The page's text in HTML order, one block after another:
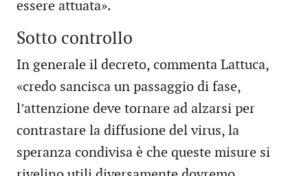
essere attuata».
Sotto controllo
In generale il decreto, commenta Lattuca,
«credo sancisca un passaggio di fase,
l’attenzione deve tornare ad alzarsi per
contrastare la diffusione del virus, la
speranza condivisa è che queste misure si